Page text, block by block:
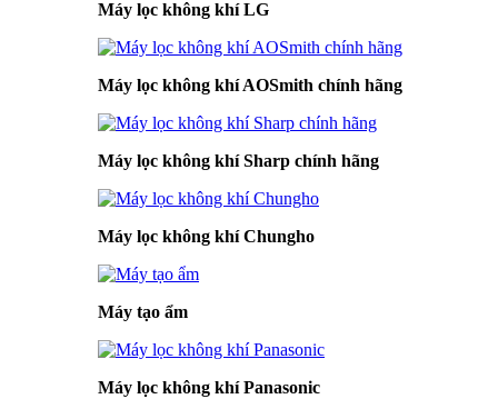
Máy lọc không khí LG
Máy lọc không khí AOSmith chính hãng
Máy lọc không khí Sharp chính hãng
Máy lọc không khí Chungho
Máy tạo ẩm
Máy lọc không khí Panasonic